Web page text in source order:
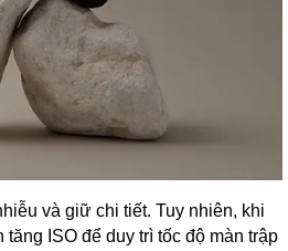
và giữ chi tiết. Tuy nhiên, khi
ISO để duy trì tốc độ màn trập